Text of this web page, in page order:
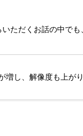
ただくお話の中でも
増し、解像度も上がり